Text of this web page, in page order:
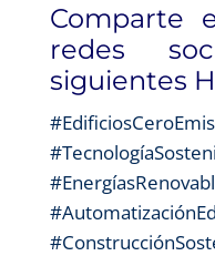
Comparte
redes
siguientes